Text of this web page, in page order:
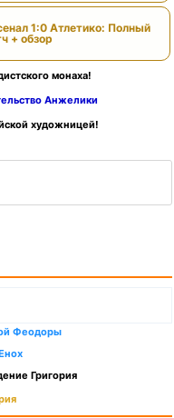
1:0 Атлетико: Полный
+ обзор
монаха!
Анжелики
художницей!
Феодоры
Григория